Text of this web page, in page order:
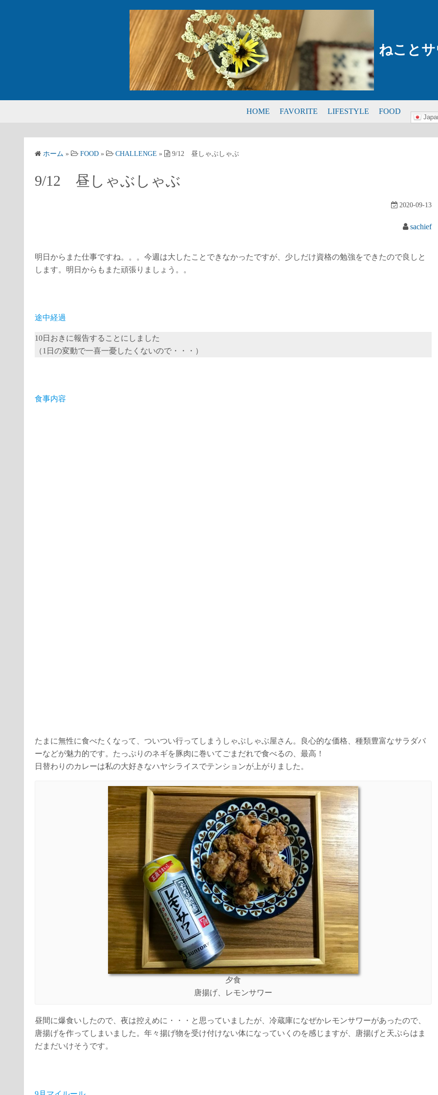
ねこと
HOME FAVORITE LIFESTYLE FOOD
ホーム » FOOD » CHALLENGE » 9/12 昼しゃぶしゃぶ
9/12 昼しゃぶしゃぶ
2020-09-13
sachief
明日からまた仕事ですね。。。今週は大したことできなかったですが、少しだけ資格の勉強をできたので良しと
します。明日からもまた頑張りましょう。。
途中経過
10日おきに報告することにしました
（1日の変動で一喜一憂したくないので・・・）
食事内容
たまに無性に食べたくなって、ついつい行ってしまうしゃぶしゃぶ屋さん。良心的な価格、種類豊富なサラダバ
ーなどが魅力的です。たっぷりのネギを豚肉に巻いてごまだれで食べるの、最高！
日替わりのカレーは私の大好きなハヤシライスでテンションが上がりました。
夕食
唐揚げ、レモンサワー
昼間に爆食いしたので、夜は控えめに・・・と思っていましたが、冷蔵庫になぜかレモンサワーがあったので、
唐揚げを作ってしまいました。年々揚げ物を受け付けない体になっていくのを感じますが、唐揚げと天ぷらはま
だまだいけそうです。